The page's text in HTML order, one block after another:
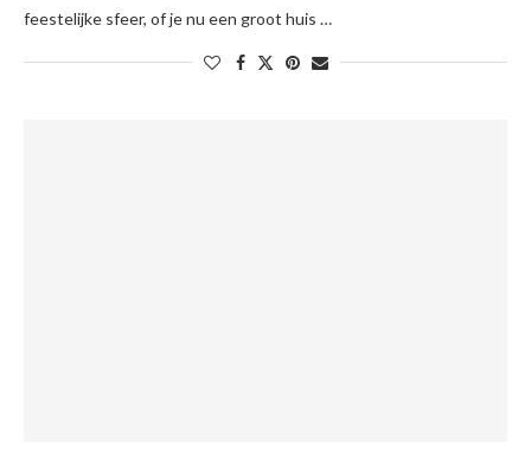
feestelijke sfeer, of je nu een groot huis …